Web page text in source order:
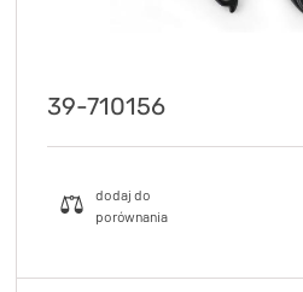
39-710156